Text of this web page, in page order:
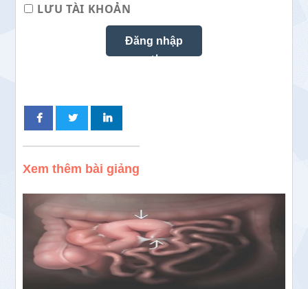
LƯU TÀI KHOẢN
Xem thêm bài giảng